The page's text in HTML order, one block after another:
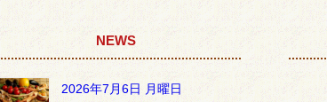
NEWS
2026年7月6日 月曜日